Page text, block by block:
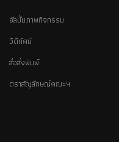
อัลบั้มภาพกิจกรรม
วีดีทัศน์
สื่อสิ่งพิมพ์
ตราสัญลักษณ์คณะฯ